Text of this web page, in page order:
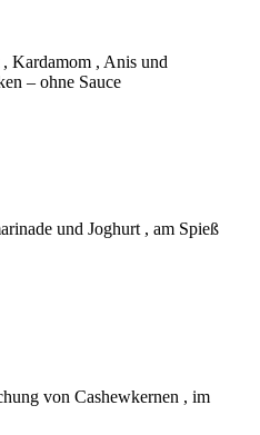
Kardamom , Anis und
– ohne Sauce
und Joghurt , am Spieß
von Cashewkernen , im